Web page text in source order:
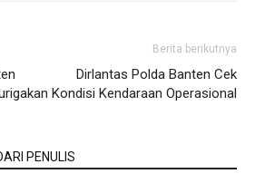
Berita berikutnya
Dirlantas Polda Banten Cek
Kondisi Kendaraan Operasional
PENULIS